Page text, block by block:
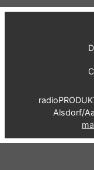
Alsdorf/